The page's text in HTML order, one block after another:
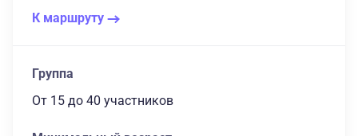
К маршруту
Группа
От 15 до 40 участников